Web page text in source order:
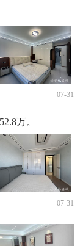
07-31
万。
07-31